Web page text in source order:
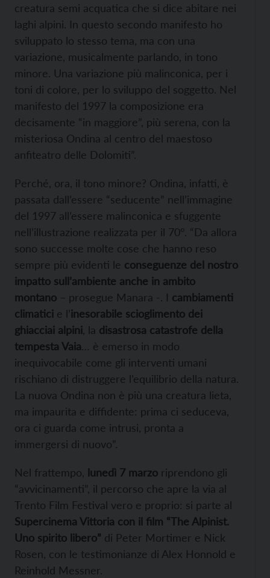
creatura semi acquatica che si dice abitare nei
laghi alpini. In questo secondo manifesto ho
sviluppato lo stesso tema, ma con una
variazione, musicalmente parlando, in tono
minore. Una variazione più malinconica, per i
toni di colore, per lo sviluppo del soggetto. Nel
manifesto del 1997 la composizione era
decisamente “in maggiore”, più serena, con la
misteriosa Ondina al centro del maestoso
anfiteatro delle Dolomiti”.
Perché, ora, il tono minore? Ondina, infatti, è
passata dall’essere “seducente” nell’immagine
del 1997 all’essere malinconica e sfuggente
nell’illustrazione realizzata per il 70°. “Da allora
sono successe molte cose che hanno reso
sempre più evidenti le conseguenze del nostro
impatto sull’ambiente anche in ambito
montano – prosegue Manara -. I cambiamenti
climatici e l’inesorabile scioglimento dei
ghiacciai alpini , la disastrosa catastrofe della
tempesta Vaia… è emerso in modo
inequivocabile come gli interventi umani
rischiano di distruggere l’equilibrio della natura.
La nuova Ondina non è più una creatura lieta,
ma impaurita e diffidente: prima ci seduceva,
ora ci guarda come intrusi, pronta a
immergersi di nuovo”.
Nel frattempo, lunedì 7 marzo riprendono gli
“avvicinamenti”, il percorso che apre la via al
Trento Film Festival vero e proprio: si parte al
Supercinema Vittoria con il film “The Alpinist.
Uno spirito libero” di Peter Mortimer e Nick
Rosen, con le testimonianze di Alex Honnold e
Reinhold Messner.